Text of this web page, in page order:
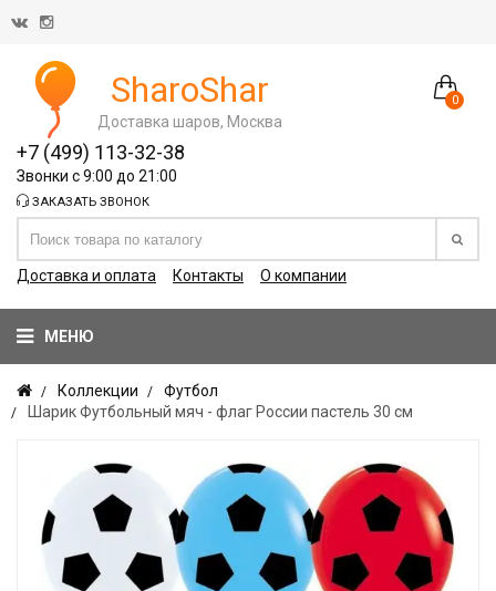
0
SharoShar
Доставка шаров, Москва
+7 (499) 113-32-38
Звонки с 9:00 до 21:00
ЗАКАЗАТЬ ЗВОНОК
Доставка и оплата Контакты О компании
МЕНЮ
Коллекции
Футбол
Шарик Футбольный мяч - флаг России пастель 30 см